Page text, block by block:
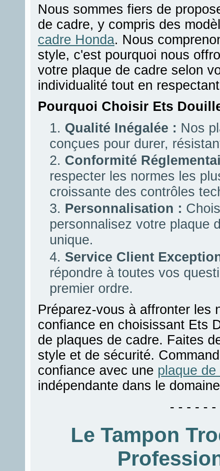
Nous sommes fiers de
de cadre, y compris des
cadre Honda. Nous
style, c'est pourquoi nous
votre plaque de cadre selon
individualité tout en
Pourquoi Choisir Ets
Qualité Inégalée : Nos
conçues pour durer,
Conformité
respecter les normes les
croissante des contrôles
Personnalisation :
personnalisez votre plaque
unique.
Service Client
répondre à toutes vos
premier ordre.
Préparez-vous à affronter les
confiance en choisissant Ets
de plaques de cadre. Faites
style et de sécurité.
confiance avec une plaque de
indépendante dans le
- - - - -
Le Tampon